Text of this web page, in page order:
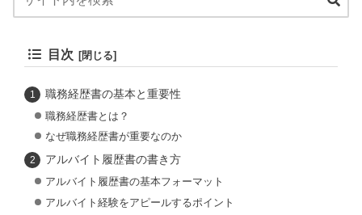
目次
職務経歴書の基本と重要性
職務経歴書とは？
なぜ職務経歴書が重要なのか
アルバイト履歴書の書き方
アルバイト履歴書の基本フォーマット
アルバイト経験をアピールするポイント